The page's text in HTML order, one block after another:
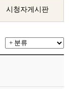
시청자게시판